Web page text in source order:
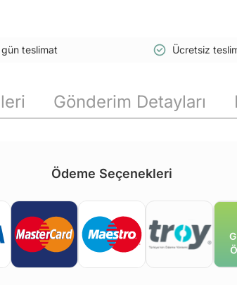
gün teslimat Ücretsiz
Gönderim Detayları
Ödeme Seçenekleri